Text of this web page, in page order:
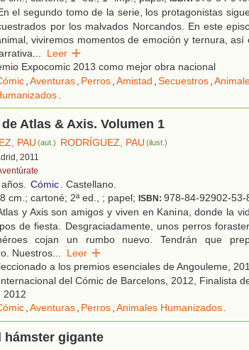
el segundo tomo de la serie, los protagonistas
por los malvados Norcandos. En este
viviremos momentos de emoción y ternura, así
... Leer
Expocomic 2013 como mejor obra nacional
,Aventuras, Perros,Amistad ,Secuestros,
.
de Atlas & Axis. Volumen 1
PAU (aut.) RODRÍGUEZ, PAU (ilust.)
2011
Cómic. Castellano.
cm.; cartoné; 2ª ed., ; papel; ISBN: 978-84-92902-53-
y Axis son amigos y viven en Kanina, donde la
de fiesta. Desgraciadamente, unos perros
cojan un rumbo nuevo. Tendrán que
Nuestros... Leer
a los premios esenciales de Angouleme,
del Cómic de Barcelons, 2012, Finalista
2012
,Aventuras, Perros,Animales Humanizados.
hámster gigante